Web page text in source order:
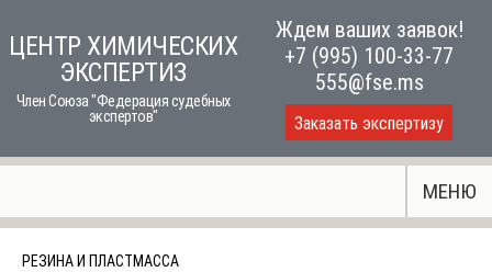
toЦЕНТР ХИМИЧЕСКИХ
ЭКСПЕРТИЗ
Член Союза "Федерация судебных
экспертов"
Ждем ваших заявок!
+7 (995) 100-33-77
555@fse.ms
Заказать экспертизу
МЕНЮ
РЕЗИНА И ПЛАСТМАССА